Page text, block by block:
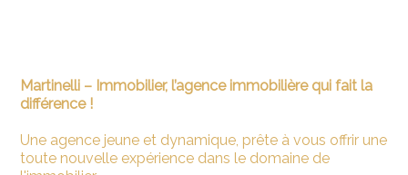
Martinelli – Immobilier, l’agence immobilière qui fait la
différence !
Une agence jeune et dynamique, prête à vous offrir une
toute nouvelle expérience dans le domaine de